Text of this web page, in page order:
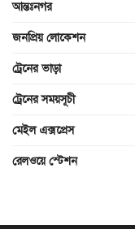
আন্তঃনগর
জনপ্রিয় লোকেশন
ট্রেনের ভাড়া
ট্রেনের সময়সূচী
মেইল এক্সপ্রেস
রেলওয়ে স্টেশন